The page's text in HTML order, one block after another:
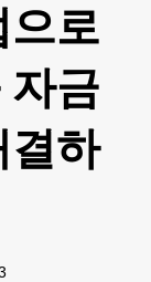
으로
자금
결하